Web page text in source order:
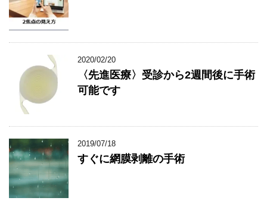
2020/02/20
〈先進医療〉受診から2週間後に手術
可能です
2019/07/18
すぐに網膜剥離の手術